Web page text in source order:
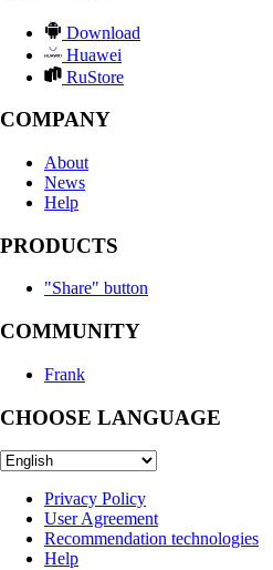
Download
Huawei
RuStore
COMPANY
About
News
Help
PRODUCTS
"Share" button
COMMUNITY
Frank
CHOOSE LANGUAGE
Privacy Policy
User Agreement
Recommendation technologies
Help